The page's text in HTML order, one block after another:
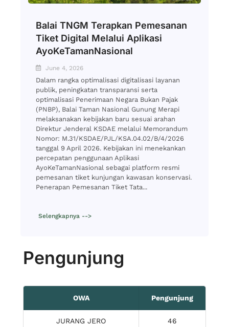
Balai TNGM Terapkan Pemesanan
Tiket Digital Melalui Aplikasi
AyoKeTamanNasional
June 4, 2026
Dalam rangka optimalisasi digitalisasi layanan
publik, peningkatan transparansi serta
optimalisasi Penerimaan Negara Bukan Pajak
(PNBP), Balai Taman Nasional Gunung Merapi
melaksanakan kebijakan baru sesuai arahan
Direktur Jenderal KSDAE melalui Memorandum
Nomor: M.31/KSDAE/PJL/KSA.04.02/B/4/2026
tanggal 9 April 2026. Kebijakan ini menekankan
percepatan penggunaan Aplikasi
AyoKeTamanNasional sebagai platform resmi
pemesanan tiket kunjungan kawasan konservasi.
Penerapan Pemesanan Tiket Tata...
Selengkapnya -->
Pengunjung
OWA Pengunjung
JURANG JERO 46